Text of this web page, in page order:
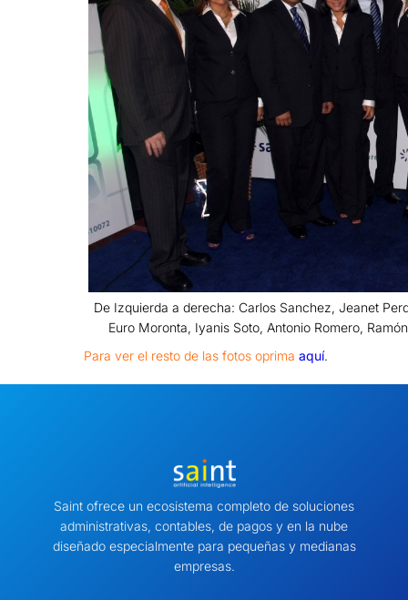
De Izquierda a derecha: Carlos Sanchez, Jeanet
Euro Moronta, Iyanis Soto, Antonio Romero,
Para ver el resto de las fotos oprima aquí.
Saint ofrece un ecosistema completo de soluciones
administrativas, contables, de pagos y en la nube
diseñado especialmente para pequeñas y medianas
empresas.